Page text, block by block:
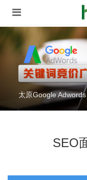
太原营销型企业官网
SEO